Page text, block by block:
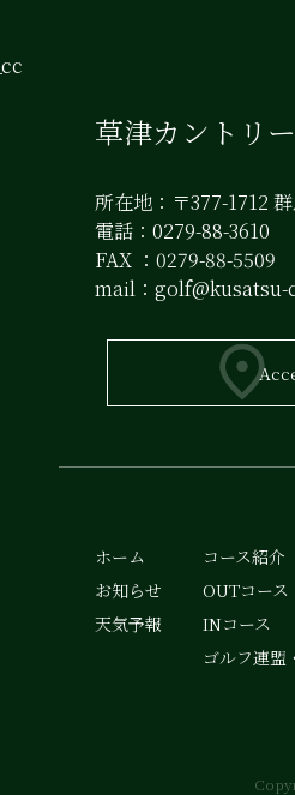
草津カントリ
所在地：〒377-1712
電話：0279-88-3610
FAX ：0279-88-5509
mail：
ホーム
お知らせ
天気予報
コース紹介
OUTコース
INコース
ゴルフ連盟